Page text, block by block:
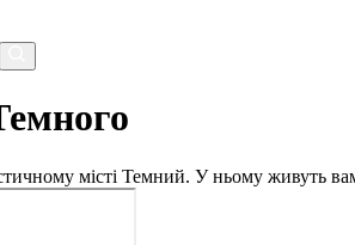
місті Темний. У ньому живуть